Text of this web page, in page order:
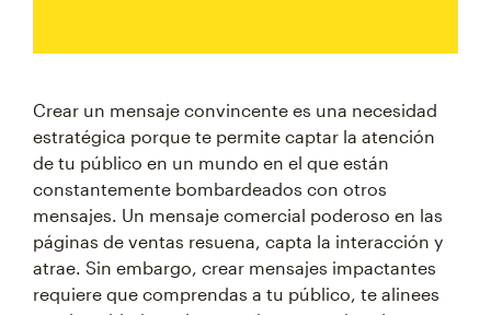
Crear un mensaje convincente es una necesidad
estratégica porque te permite captar la atención
de tu público en un mundo en el que están
constantemente bombardeados con otros
mensajes. Un mensaje comercial poderoso en las
páginas de ventas resuena, capta la interacción y
atrae. Sin embargo, crear mensajes impactantes
requiere que comprendas a tu público, te alinees